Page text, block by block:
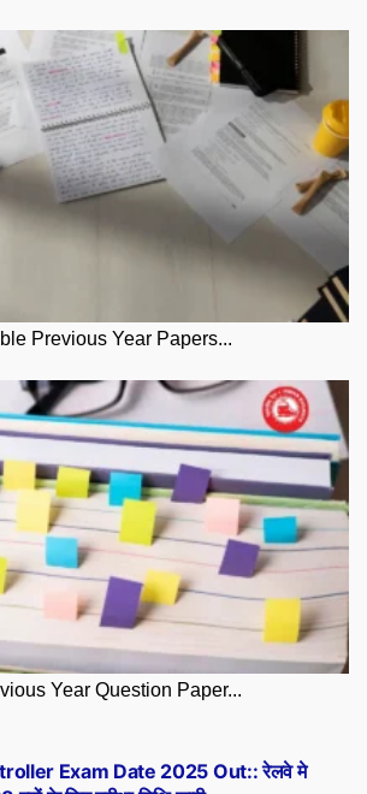
Previous Year Papers...
Year Question Paper...
Exam Date 2025 Out:: रेलवे मे